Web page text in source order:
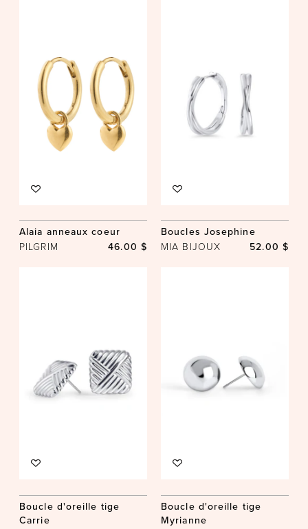
Alaia anneaux coeur
PILGRIM 46.00 $
Boucles Josephine
MIA BIJOUX 52.00 $
Boucle d'oreille tige
Carrie
Boucle d'oreille tige
Myrianne